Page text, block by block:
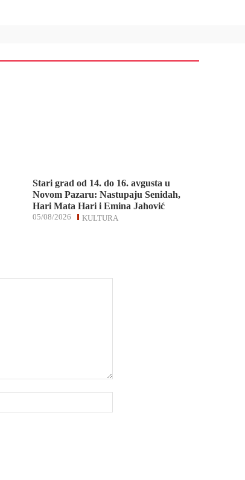
Stari grad od 14. do 16. avgusta u
Novom Pazaru: Nastupaju Senidah,
Hari Mata Hari i Emina Jahović
KULTURA
05/08/2026